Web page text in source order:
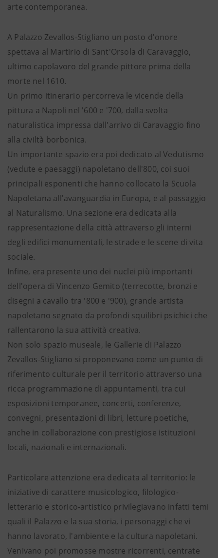
arte contemporanea.
A Palazzo Zevallos-Stigliano un posto d'onore
spettava al Martirio di Sant'Orsola di Caravaggio,
ultimo capolavoro del grande pittore prima della
morte nel 1610.
Un primo itinerario percorreva le vicende della
pittura a Napoli nel '600 e '700, dalla svolta
naturalistica impressa dall'arrivo di Caravaggio fino
alla civiltà borbonica.
Un importante spazio era poi dedicato al Vedutismo
(vedute e paesaggi) napoletano dell'800, coi suoi
principali esponenti che hanno collocato la Scuola
Napoletana all'avanguardia in Europa, e al passaggio
al Naturalismo. Una sezione era dedicata alla
rappresentazione della città attraverso gli interni
degli edifici monumentali, le strade e le scene di vita
sociale.
Infine, era presente uno dei nuclei più importanti
dell'opera di Vincenzo Gemito (terrecotte, bronzi e
disegni a cavallo tra '800 e '900), grande artista
napoletano segnato da profondi squilibri psichici che
rallentarono la sua attività creativa.
Non solo spazio museale, le Gallerie di Palazzo
Zevallos-Stigliano si proponevano come un punto di
riferimento culturale per il territorio attraverso una
ricca programmazione di appuntamenti, tra cui
esposizioni temporanee, concerti, conferenze,
convegni, presentazioni di libri, letture poetiche,
anche in collaborazione con prestigiose istituzioni
locali, nazionali e internazionali.
Particolare attenzione era dedicata al territorio: le
iniziative di carattere musicologico, filologico-
letterario e storico-artistico privilegiavano infatti temi
quali il Palazzo e la sua storia, i personaggi che vi
hanno lavorato, l'ambiente e la cultura napoletani.
Venivano poi promosse mostre ricorrenti, centrate